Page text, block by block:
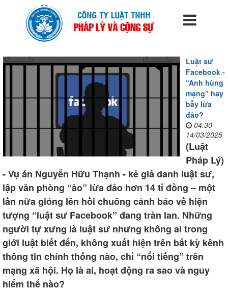
Luật sư
Facebook -
“Anh hùng
mạng” hay
bẫy lừa
đảo?
04:30
14/03/2025
(Luật
Pháp Lý)
- Vụ án Nguyễn Hữu Thạnh - kẻ giả danh luật sư,
lập văn phòng “ảo” lừa đảo hơn 14 tỉ đồng – một
lần nữa gióng lên hồi chuông cảnh báo về hiện
tượng “luật sư Facebook” đang tràn lan. Những
người tự xưng là luật sư nhưng không ai trong
giới luật biết đến, không xuất hiện trên bất kỳ kênh
thông tin chính thống nào, chỉ “nổi tiếng” trên
mạng xã hội. Họ là ai, hoạt động ra sao và nguy
hiểm thế nào?